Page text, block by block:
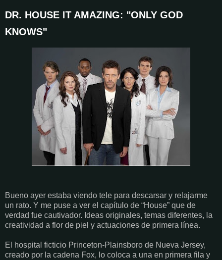
DR. HOUSE IT AMAZING: "ONLY GOD
KNOWS"
Bueno ayer estaba viendo tele para descarsar y relajarme
un rato. Y me puse a ver el capítulo de “House” que de
verdad fue cautivador. Ideas originales, temas diferentes, la
creatividad a flor de piel y actuaciones de primera línea.
El hospital ficticio Princeton-Plainsboro de Nueva Jersey,
creado por la cadena Fox, lo coloca a una en primera fila y